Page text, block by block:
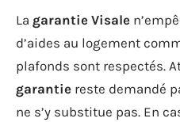
La garantie Visale
d’aides au logement
plafonds sont respectés.
garantie reste demandé
ne s’y substitue pas. En